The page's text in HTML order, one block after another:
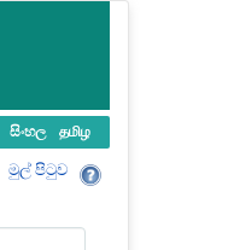
සිංහල தமிழ
මුල් පි‍ටුව